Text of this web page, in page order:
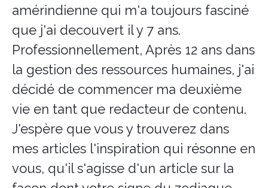
amérindienne qui m'a toujours fasciné
que j'ai decouvert il y 7 ans.
Professionnellement, Après 12 ans dans
la gestion des ressources humaines, j'ai
décidé de commencer ma deuxième
vie en tant que redacteur de contenu.
J'espère que vous y trouverez dans
mes articles l'inspiration qui résonne en
vous, qu'il s'agisse d'un article sur la